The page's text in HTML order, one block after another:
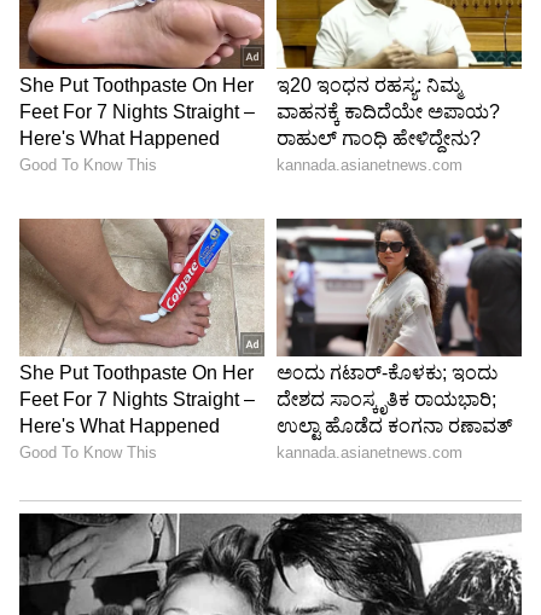
ಆಸ್ಟ್ರೇಲಿಯನ್ ಓಪನ್‌ಗಿಂತ ವಿಂಬಲ್ಡನ್ ಇಂದಿಗೂ ತನ್ನ
ರಾಜಗಾಂಭೀರ್ಯವನ್ನು ಉಳಿಸಿಕೊಂಡಿದೆ.
ಭವಿಷ್ಯದಲ್ಲಿ ಐಪಿಎಲ್‌ಗೂ ಬರಬಹುದು ಈ ಮಾದರಿ
ವಿಂಬಲ್ಡನ್‌ ಡಿಬೆಂಚರ್‌ ಜಾಗತಿಕವಾಗಿ ಮೌಲ್ಯ
ಮಾದರಿ ಐಪಿಎಲ್‌ಗೂ ಬಂದರೂ ಅಚ್ಚರಿಯಿಲ್ಲ. ಅದಕ್ಕೆ
ಕಾರಣ ಐಪಿಎಲ್‌ನ ಕೆಲವೊಂದು ಪಂದ್ಯಗಳಿಗೆ ಇರುವ ಕ್ರೇಜ್‌.
ಆರ್‌ಸಿಬಿ-ಚೆನ್ನೈ, ಮುಂಬೈ ಇಂಡಿಯನ್ಸ್‌-ಚೆನ್ನೈ ಸೂಪರ್‌
ಕಿಂಗ್ಸ್‌, ಆರ್‌ಸಿಬಿ-ಕೆಕೆಆರ್‌ ಟೀಮ್‌ ಪಂದ್ಯಗಳ ಕಾರ್ಪೋರೇಟ್‌
ಬಾಕ್ಸ್‌ ಹಾಗೂ ವಿಐಪಿ ಟಿಕೆಟ್‌ಗಳನ್ನು ಡಿಬೆಂಚರ್‌ ರೀತಿ
ಮಾರಾಟ ಮಾಡಿ ಹಣ ಮಾಡಲು ಐಪಿಎಲ್‌ ಆಡಳಿತ ಮಂಡಳಿ
ಅಥವಾ ಬಿಸಿಸಿಐ ಕೂಡ ಮುಂದಾಗಬಹುದು. ಆ ದಿನಗಳು